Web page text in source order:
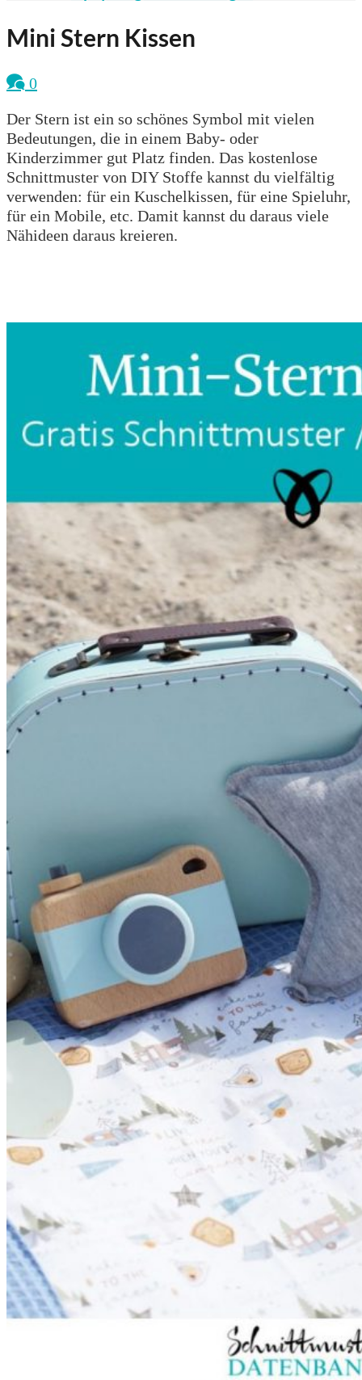
Mini Stern Kissen
0
Der Stern ist ein so schönes Symbol mit vielen
Bedeutungen, die in einem Baby- oder
Kinderzimmer gut Platz finden. Das kostenlose
Schnittmuster von DIY Stoffe kannst du vielfältig
verwenden: für ein Kuschelkissen, für eine Spieluhr,
für ein Mobile, etc. Damit kannst du daraus viele
Nähideen daraus kreieren.